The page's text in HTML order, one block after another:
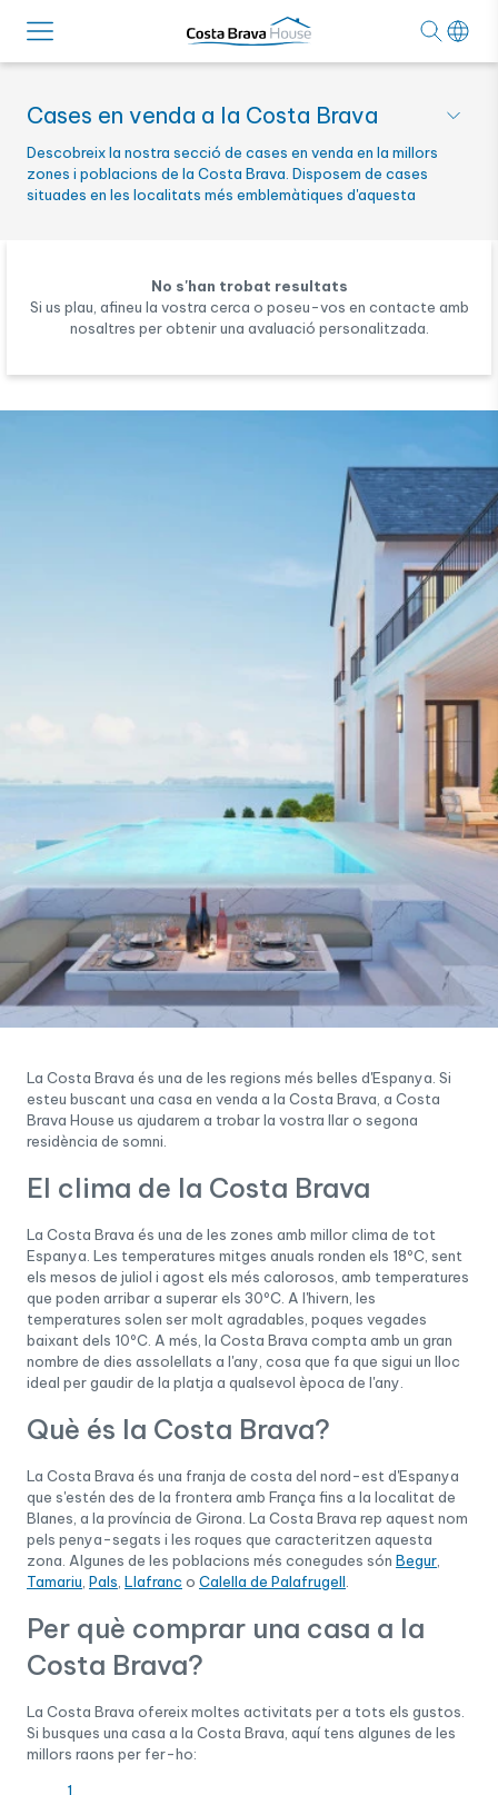
Cases en venda a la Costa Brava
Descobreix la nostra secció de cases en venda en la millors
zones i poblacions de la Costa Brava. Disposem de cases
situades en les localitats més emblemàtiques d'aquesta
No s'han trobat resultats
Si us plau, afineu la vostra cerca o poseu-vos en contacte amb
nosaltres per obtenir una avaluació personalitzada.
La Costa Brava és una de les regions més belles d'Espanya. Si
esteu buscant una casa en venda a la Costa Brava, a Costa
Brava House us ajudarem a trobar la vostra llar o segona
residència de somni.
El clima de la Costa Brava
La Costa Brava és una de les zones amb millor clima de tot
Espanya. Les temperatures mitges anuals ronden els 18ºC, sent
els mesos de juliol i agost els més calorosos, amb temperatures
que poden arribar a superar els 30ºC. A l'hivern, les
temperatures solen ser molt agradables, poques vegades
baixant dels 10ºC. A més, la Costa Brava compta amb un gran
nombre de dies assolellats a l'any, cosa que fa que sigui un lloc
ideal per gaudir de la platja a qualsevol època de l'any.
Què és la Costa Brava?
La Costa Brava és una franja de costa del nord-est d'Espanya
que s'estén des de la frontera amb França fins a la localitat de
Blanes, a la província de Girona. La Costa Brava rep aquest nom
pels penya-segats i les roques que caracteritzen aquesta
zona. Algunes de les poblacions més conegudes són Begur
Tamariu Pals Llafranc o Calella de Palafrugell
Per què comprar una casa a la
Costa Brava?
La Costa Brava ofereix moltes activitats per a tots els gustos.
Si busques una casa a la Costa Brava, aquí tens algunes de les
millors raons per fer-ho: